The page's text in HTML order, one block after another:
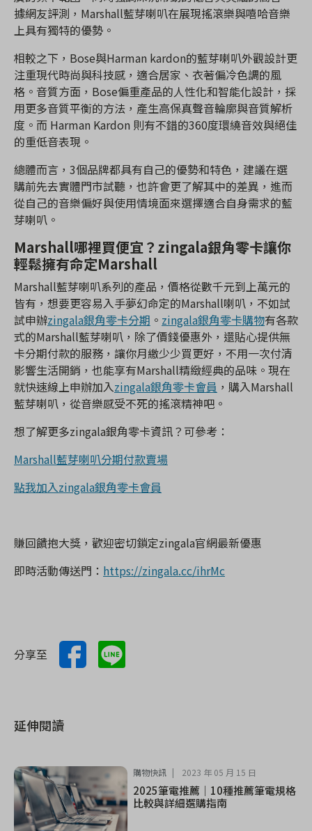
據網友評測，Marshall藍芽喇叭在展現搖滾樂與嘻哈音樂
上具有獨特的優勢。
相較之下，Bose與Harman kardon的藍芽喇叭外觀設計更
注重現代時尚與科技感，適合居家、衣著偏冷色調的風
格。音質方面，Bose偏重產品的人性化和智能化設計，採
用更多音質平衡的方法，產生高保真聲音輪廓與音質解析
度。而 Harman Kardon 則有不錯的360度環繞音效與絕佳
的重低音表現。
總體而言，3個品牌都具有自己的優勢和特色，建議在選
購前先去實體門市試聽，也許會更了解其中的差異，進而
從自己的音樂偏好與使用情境面來選擇適合自身需求的藍
芽喇叭。
Marshall哪裡買便宜？zingala銀角零卡讓你
輕鬆擁有命定Marshall
Marshall藍芽喇叭系列的產品，價格從數千元到上萬元的
皆有，想要更容易入手夢幻命定的Marshall喇叭，不如試
試申辦zingala銀角零卡分期 。 zingala銀角零卡購物有各款
式的Marshall藍芽喇叭，除了價錢優惠外，還貼心提供無
卡分期付款的服務，讓你月繳少少買更好，不用一次付清
影響生活開銷，也能享有Marshall精緻經典的品味。現在
就快速線上申辦加入zingala銀角零卡會員 ，購入Marshall
藍芽喇叭，從音樂感受不死的搖滾精神吧。
想了解更多zingala銀角零卡資訊？可參考：
Marshall藍芽喇叭分期付款賣場
點我加入zingala銀角零卡會員
賺回饋抱大獎，歡迎密切鎖定zingala官網最新優惠
即時活動傳送門： https://zingala.cc/ihrMc
分享至
延伸閱讀
購物快訊 2023 年 05 月 15 日
2025筆電推薦｜10種推薦筆電規格
比較與詳細選購指南